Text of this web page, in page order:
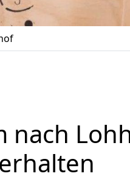
nach
erhalten